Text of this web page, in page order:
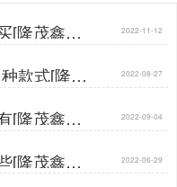
[隆茂鑫晟] 2022-11-12
款式[隆茂 2022-08-27
[隆茂鑫晟] 2022-09-04
[隆茂鑫晟] 2022-06-29